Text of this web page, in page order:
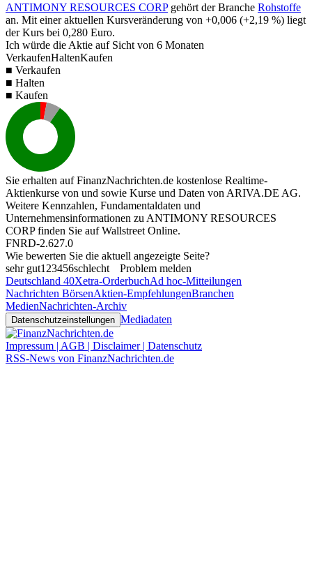
ANTIMONY RESOURCES CORPgehört der Branche Rohstoffe
an. Mit einer aktuellen Kursveränderung von +0,006 (+2,19 %) liegt
der Kurs bei 0,280 Euro.
Ich würde die Aktie auf Sicht von 6 Monaten
VerkaufenHaltenKaufen
■ Verkaufen
■ Halten
■ Kaufen
Sie erhalten auf FinanzNachrichten.de kostenlose Realtime-
Aktienkurse von und sowie Kurse und Daten von ARIVA.DE AG.
Weitere Kennzahlen, Fundamentaldaten und
Unternehmensinformationen zu ANTIMONY RESOURCES
CORP finden Sie aufWallstreet Online.
FNRD-2.627.0
Wie bewerten Sie die aktuell angezeigte Seite?
sehr gut1 23456schlecht
Problem melden
Deutschland 40Xetra-OrderbuchAd hoc-Mitteilungen
Nachrichten BörsenAktien-EmpfehlungenBranchen
MedienNachrichten-Archiv
Datenschutzeinstellungen Mediadaten
Impressum | AGB | Disclaimer | Datenschutz
RSS-News von FinanzNachrichten.de